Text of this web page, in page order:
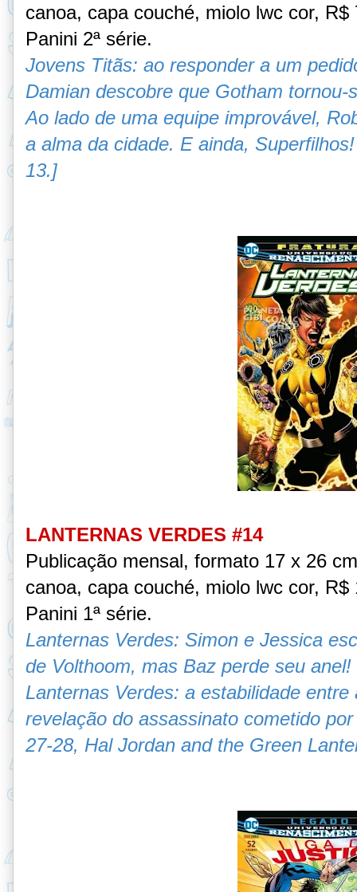
canoa, capa couché, miolo lwc cor,
Panini 2ª série.
Jovens Titãs: ao responder a um
Damian descobre que Gotham
Ao lado de uma equipe improvável,
a alma da cidade. E ainda,
13.]
LANTERNAS VERDES #14
Publicação mensal, formato 17 x 26
canoa, capa couché, miolo lwc cor,
Panini 1ª série.
Lanternas Verdes: Simon e Jessica
de Volthoom, mas Baz perde seu
Lanternas Verdes: a estabilidade
revelação do assassinato cometido
27-28, Hal Jordan and the Green